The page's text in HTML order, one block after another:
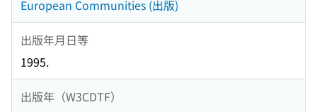
European Communities (出版)
出版年月日等
1995.
出版年（W3CDTF）